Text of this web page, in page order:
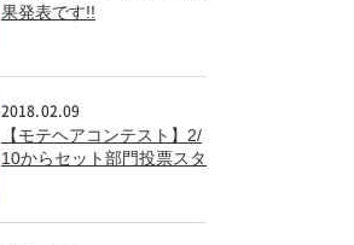
果発表です!!
2018.02.09
【モテヘアコンテスト】2/
10からセット部門投票スタ